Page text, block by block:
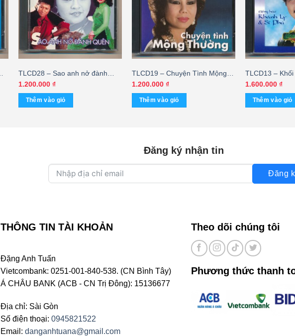
TLCD28 – Sao anh nở đành
quên – Hương Lan – Chế Linh –
Thanh Tuyền (KGVDTH)
1.200.000 ₫
Thêm vào giỏ
TLCD19 – Chuyện Tình Mộng
Thường (DADR) KGTH9
1.200.000 ₫
Thêm vào giỏ
TLCD13 –
– Khánh Ly –
KGTUS
1.600.000 ₫
Thêm vào giỏ
Đăng ký nhận tin
Đăng
THÔNG TIN TÀI KHOẢN
Đặng Anh Tuấn
Vietcombank: 0251-001-840-538. (CN Bình Tây)
Á CHÂU BANK (ACB - CN Trị Đông): 15136677
Địa chỉ: Sài Gòn
Số điện thoại: 0945821522
Email: danganhtuana@gmail.com
Theo dõi chúng tôi
Phương thức thanh